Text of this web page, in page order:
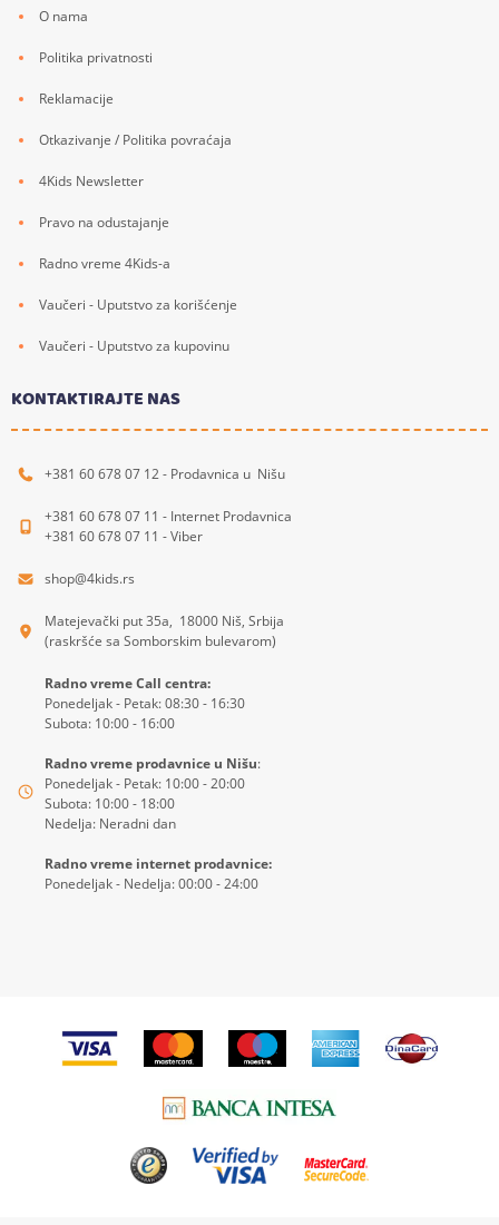
O nama
Politika privatnosti
Reklamacije
Otkazivanje / Politika povraćaja
4Kids Newsletter
Pravo na odustajanje
Radno vreme 4Kids-a
Vaučeri - Uputstvo za korišćenje
Vaučeri - Uputstvo za kupovinu
KONTAKTIRAJTE NAS
+381 60 678 07 12 - Prodavnica u Nišu
+381 60 678 07 11 - Internet Prodavnica
+381 60 678 07 11 - Viber
shop@4kids.rs
Matejevački put 35a, 18000 Niš, Srbija
(raskršće sa Somborskim bulevarom)
Radno vreme Call centra:
Ponedeljak - Petak: 08:30 - 16:30
Subota: 10:00 - 16:00
Radno vreme prodavnice u Nišu:
Ponedeljak - Petak: 10:00 - 20:00
Subota: 10:00 - 18:00
Nedelja: Neradni dan
Radno vreme internet prodavnice:
Ponedeljak - Nedelja: 00:00 - 24:00